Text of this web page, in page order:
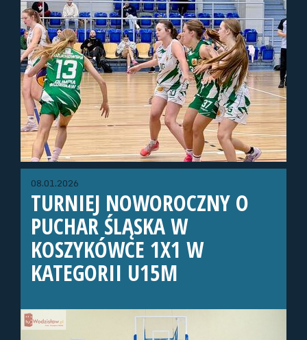
08.01.2026
TURNIEJ NOWOROCZNY O
PUCHAR ŚLĄSKA W
KOSZYKÓWCE 1X1 W
KATEGORII U15M